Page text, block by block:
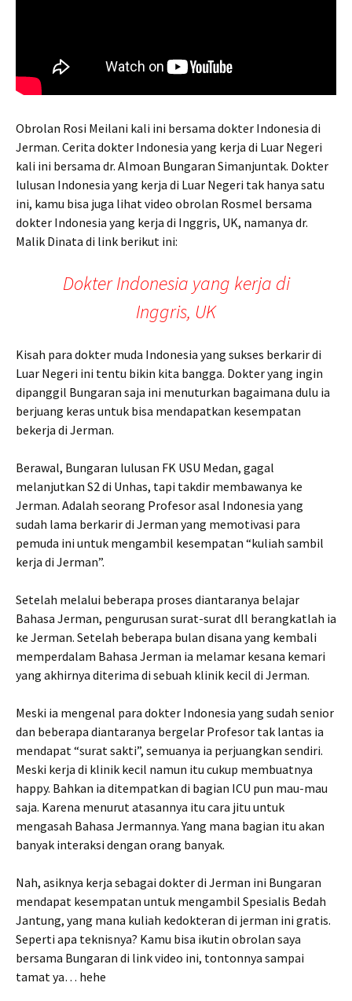
Obrolan Rosi Meilani kali ini bersama dokter Indonesia di
Jerman. Cerita dokter Indonesia yang kerja di Luar Negeri
kali ini bersama dr. Almoan Bungaran Simanjuntak. Dokter
lulusan Indonesia yang kerja di Luar Negeri tak hanya satu
ini, kamu bisa juga lihat video obrolan Rosmel bersama
dokter Indonesia yang kerja di Inggris, UK, namanya dr.
Malik Dinata di link berikut ini:
Dokter Indonesia yang kerja di
Inggris, UK
Kisah para dokter muda Indonesia yang sukses berkarir di
Luar Negeri ini tentu bikin kita bangga. Dokter yang ingin
dipanggil Bungaran saja ini menuturkan bagaimana dulu ia
berjuang keras untuk bisa mendapatkan kesempatan
bekerja di Jerman.
Berawal, Bungaran lulusan FK USU Medan, gagal
melanjutkan S2 di Unhas, tapi takdir membawanya ke
Jerman. Adalah seorang Profesor asal Indonesia yang
sudah lama berkarir di Jerman yang memotivasi para
pemuda ini untuk mengambil kesempatan “kuliah sambil
kerja di Jerman”.
Setelah melalui beberapa proses diantaranya belajar
Bahasa Jerman, pengurusan surat-surat dll berangkatlah ia
ke Jerman. Setelah beberapa bulan disana yang kembali
memperdalam Bahasa Jerman ia melamar kesana kemari
yang akhirnya diterima di sebuah klinik kecil di Jerman.
Meski ia mengenal para dokter Indonesia yang sudah senior
dan beberapa diantaranya bergelar Profesor tak lantas ia
mendapat “surat sakti”, semuanya ia perjuangkan sendiri.
Meski kerja di klinik kecil namun itu cukup membuatnya
happy. Bahkan ia ditempatkan di bagian ICU pun mau-mau
saja. Karena menurut atasannya itu cara jitu untuk
mengasah Bahasa Jermannya. Yang mana bagian itu akan
banyak interaksi dengan orang banyak.
Nah, asiknya kerja sebagai dokter di Jerman ini Bungaran
mendapat kesempatan untuk mengambil Spesialis Bedah
Jantung, yang mana kuliah kedokteran di jerman ini gratis.
Seperti apa teknisnya? Kamu bisa ikutin obrolan saya
bersama Bungaran di link video ini, tontonnya sampai
tamat ya… hehe